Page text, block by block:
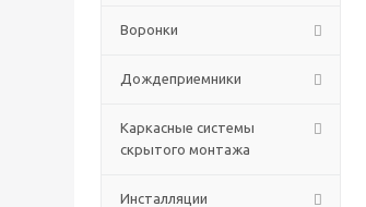
Воронки
Дождеприемники
Каркасные системы
скрытого монтажа
Инсталляции